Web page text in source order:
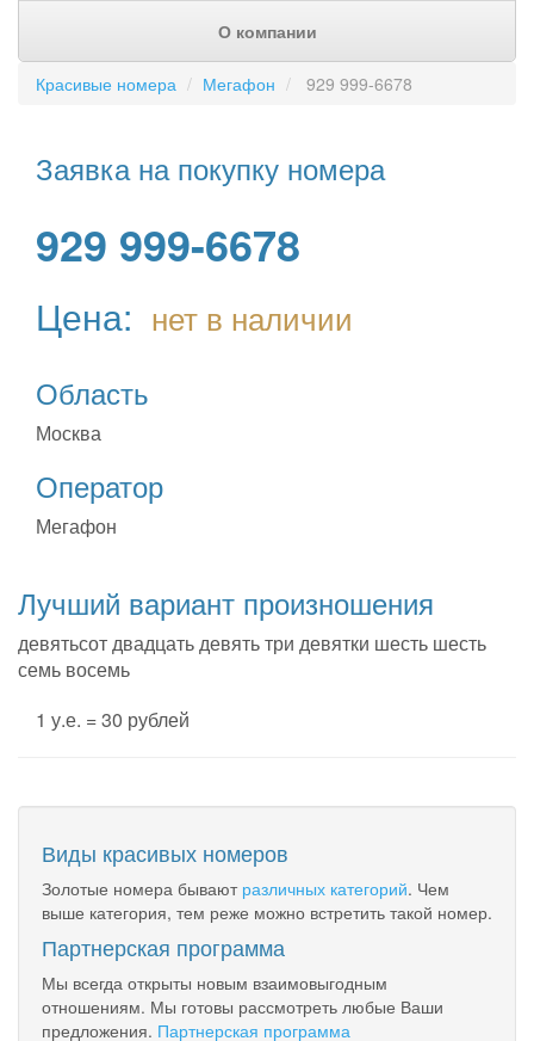
О компании
Красивые номера Мегафон 929 999-6678
Заявка на покупку номера
929 999-6678
Цена: нет в наличии
Область
Москва
Оператор
Мегафон
Лучший вариант произношения
девятьсот двадцать девять три девятки шесть шесть
семь восемь
1 у.е. = 30 рублей
Виды красивых номеров
Золотые номера бывают различных категорий. Чем
выше категория, тем реже можно встретить такой номер.
Партнерская программа
Мы всегда открыты новым взаимовыгодным
отношениям. Мы готовы рассмотреть любые Ваши
предложения. Партнерская программа